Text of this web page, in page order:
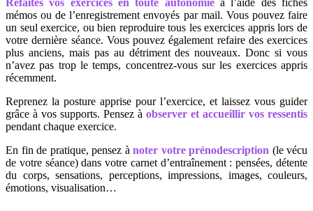
mémos ou de l’enregistrement envoyés par mail. Vous pouvez faire
un seul exercice, ou bien reproduire tous les exercices appris lors de
votre dernière séance. Vous pouvez également refaire des exercices
plus anciens, mais pas au détriment des nouveaux. Donc si vous
n’avez pas trop le temps, concentrez-vous sur les exercices appris
récemment.
Reprenez la posture apprise pour l’exercice, et laissez vous guider
grâce à vos supports. Pensez à observer et accueillir vos ressentis
pendant chaque exercice.
En fin de pratique, pensez à noter votre prénodescription (le vécu
de votre séance) dans votre carnet d’entraînement : pensées, détente
du corps, sensations, perceptions, impressions, images, couleurs,
émotions, visualisation…